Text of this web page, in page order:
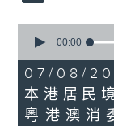
seconds
29
minutes,
37
seconds
00:00
07/08/
本港居民
粵港澳消